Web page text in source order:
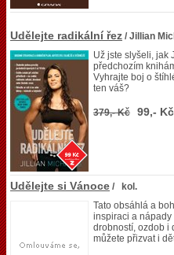
Udělejte radikální řez / Jillian
Už jste slyšeli, jak
předchozím
Vyhrajte boj o
ten váš?
379,- Kč 99,- Kč
Udělejte si Vánoce / kol.
Tato obsáhlá a
inspiraci a
drobností, ozdob i
můžete přizvat i